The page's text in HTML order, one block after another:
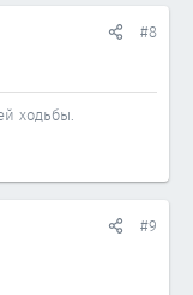
#8
ходьбы.
#9